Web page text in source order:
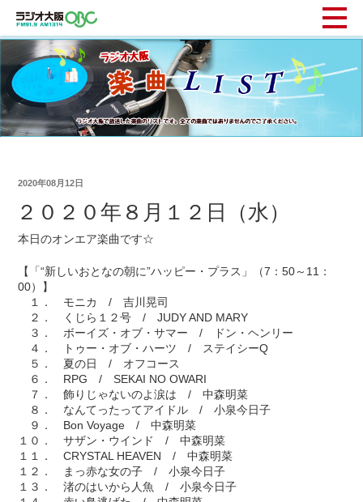
2020年08月12日
２０２０年８月１２日（水）
本日のオンエア楽曲です☆
【「“新しいおとなの朝に”ハッピー・プラス」（7：50～11：
00）】
１． モニカ / 吉川晃司
２． くじら１２号 / JUDY AND MARY
３． ボーイズ・オブ・サマー / ドン・ヘンリー
４． トゥー・オブ・ハーツ / ステイシーQ
５． 夏の日 / オフコース
６． RPG / SEKAI NO OWARI
７． 飾りじゃないのよ涙は / 中森明菜
８． なんてったってアイドル / 小泉今日子
９． Bon Voyage / 中森明菜
１０． サザン・ウインド / 中森明菜
１１． CRYSTAL HEAVEN / 中森明菜
１２． まっ赤な女の子 / 小泉今日子
１３． 渚のはいから人魚 / 小泉今日子